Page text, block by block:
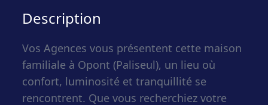
Description
Vos Agences vous présentent cette maison
familiale à Opont (Paliseul), un lieu où
confort, luminosité et tranquillité se
rencontrent. Que vous recherchiez votre